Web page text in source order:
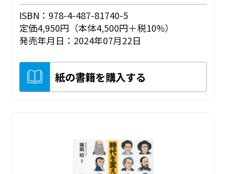
ISBN：978-4-487-81740-5
定価4,950円（本体4,500円＋税10%）
発売年月日：2024年07月22日
紙の書籍を購入する